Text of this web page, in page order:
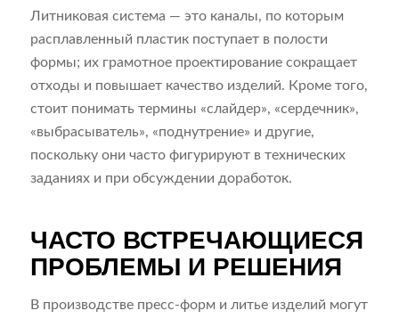
Литниковая система — это каналы, по которым
расплавленный пластик поступает в полости
формы; их грамотное проектирование сокращает
отходы и повышает качество изделий. Кроме того,
стоит понимать термины «слайдер», «сердечник»,
«выбрасыватель», «поднутрение» и другие,
поскольку они часто фигурируют в технических
заданиях и при обсуждении доработок.
ЧАСТО ВСТРЕЧАЮЩИЕСЯ
ПРОБЛЕМЫ И РЕШЕНИЯ
В производстве пресс-форм и литье изделий могут